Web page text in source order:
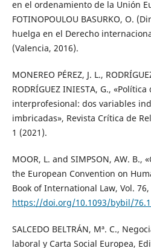
en el ordenamiento de la Unión
FOTINOPOULOU BASURKO, O.
huelga en el Derecho
(Valencia, 2016).
MONEREO PÉREZ, J. L.,
RODRÍGUEZ INIESTA, G.,
interprofesional: dos variables
imbricadas», Revista Crítica de
1 (2021).
MOOR, L. and SIMPSON, AW. B.,
the European Convention on
Book of International Law, Vol.
https://doi.org/10.1093/bybil/
SALCEDO BELTRÁN, Mª. C.,
laboral y Carta Social Europea,